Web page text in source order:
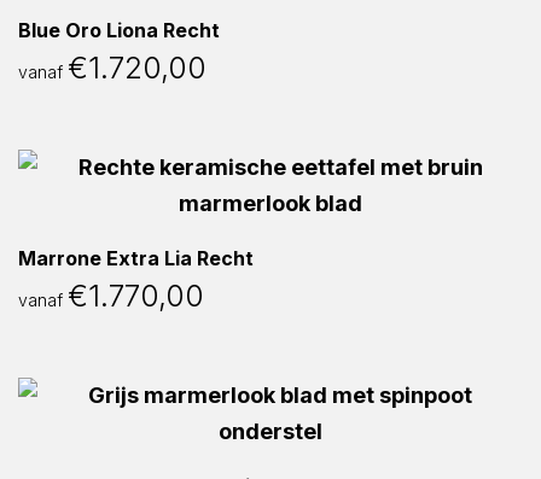
Blue Oro Liona Recht
vanaf €1.720,00
Marrone Extra Lia Recht
vanaf €1.770,00